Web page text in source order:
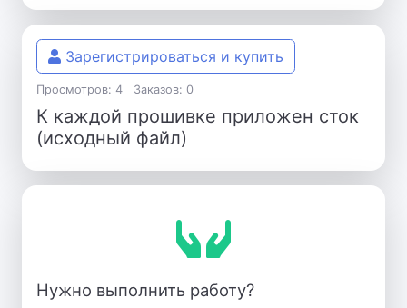
Зарегистрироваться и купить
Просмотров: 4 Заказов: 0
К каждой прошивке приложен сток
(исходный файл)
Нужно выполнить работу?